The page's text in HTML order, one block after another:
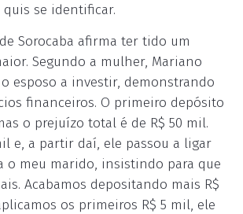
se identificar.
Sorocaba afirma ter tido um
Segundo a mulher, Mariano
esposo a investir, demonstrando
financeiros. O primeiro depósito
o prejuízo total é de R$ 50 mil.
e, a partir daí, ele passou a ligar
o meu marido, insistindo para que
Acabamos depositando mais R$
os primeiros R$ 5 mil, ele